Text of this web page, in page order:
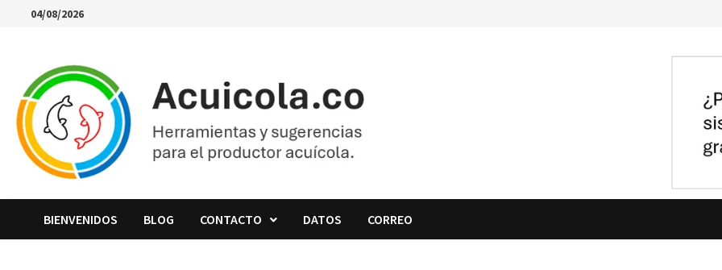
Saltar04/08/2026
BIENVENIDOS BLOG CONTACTO DATOS CORREO